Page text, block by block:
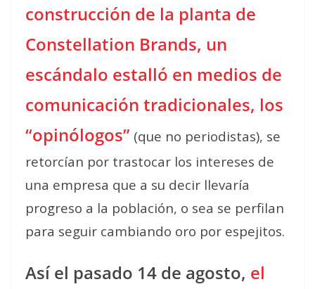
construcción de la planta de
Constellation Brands, un
escándalo estalló en medios de
comunicación tradicionales, los
“opinólogos” (que no periodistas), se
retorcían por trastocar los intereses de
una empresa que a su decir llevaría
progreso a la población, o sea se perfilan
para seguir cambiando oro por espejitos.
Así el pasado 14 de agosto, el